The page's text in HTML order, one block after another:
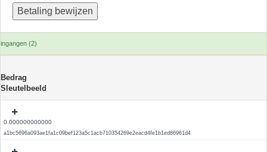
ingangen (2)
Bedrag
Sleutelbeeld
0.000000000000
a1bc5696a093ae1fa1c09bef123a5c1acb710354269e2eacd4fe1b1ed86961d4